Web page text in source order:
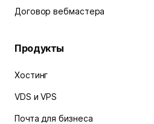
Договор вебмастера
Продукты
Хостинг
VDS и VPS
Почта для бизнеса